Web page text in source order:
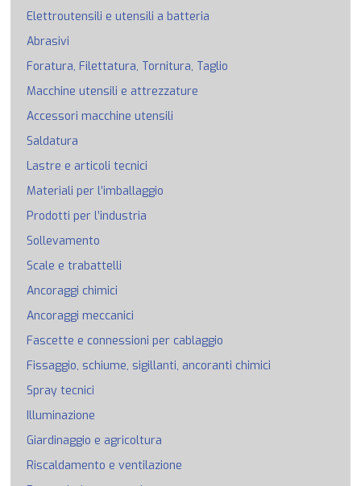
Elettroutensili e utensili a batteria
Abrasivi
Foratura, Filettatura, Tornitura, Taglio
Macchine utensili e attrezzature
Accessori macchine utensili
Saldatura
Lastre e articoli tecnici
Materiali per l’imballaggio
Prodotti per l’industria
Sollevamento
Scale e trabattelli
Ancoraggi chimici
Ancoraggi meccanici
Fascette e connessioni per cablaggio
Fissaggio, schiume, sigillanti, ancoranti chimici
Spray tecnici
Illuminazione
Giardinaggio e agricoltura
Riscaldamento e ventilazione